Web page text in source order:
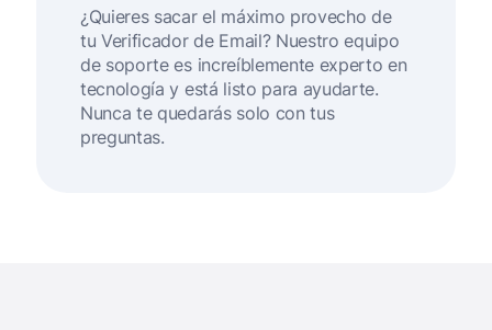
¿Quieres sacar el máximo provecho de
tu Verificador de Email? Nuestro equipo
de soporte es increíblemente experto en
tecnología y está listo para ayudarte.
Nunca te quedarás solo con tus
preguntas.